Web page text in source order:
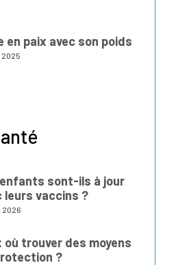
en paix avec son poids
2025
sont-ils à jour
leurs vaccins ?
2026
où trouver des moyens
?